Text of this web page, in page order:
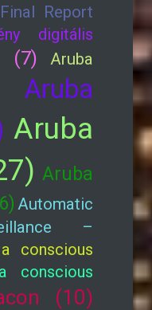
Report
digitális
(7)
Aruba
Aruba
Aruba
Aruba
Automatic
–
conscious
conscious
(10)